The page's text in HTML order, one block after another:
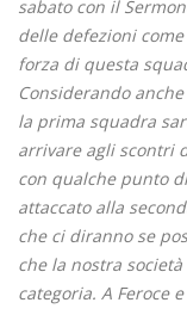
sabato con il
delle defezioni
forza di questa
Considerando
la prima squadra
arrivare agli scontri
con qualche punto
attaccato alla
che ci diranno se
che la nostra
categoria. A Feroce